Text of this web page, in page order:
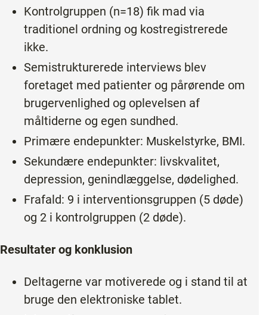
Kontrolgruppen (n=18) fik mad via
traditionel ordning og kostregistrerede
ikke.
Semistrukturerede interviews blev
foretaget med patienter og pårørende om
brugervenlighed og oplevelsen af
måltiderne og egen sundhed.
Primære endepunkter: Muskelstyrke, BMI.
Sekundære endepunkter: livskvalitet,
depression, genindlæggelse, dødelighed.
Frafald: 9 i interventionsgruppen (5 døde)
og 2 i kontrolgruppen (2 døde).
Resultater og konklusion
Deltagerne var motiverede og i stand til at
bruge den elektroniske tablet.